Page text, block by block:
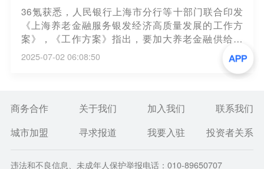
36氪获悉，人民银行上海市分行等十部门联合印发
《上海养老金融服务银发经济高质量发展的工作方
案》，《工作方案》指出，要加大养老金融供给力
度，拓宽银发经济融资渠道，扩大银发经济经营主体
和产业集群发展的信贷投放，加大银发经济直接融资
支持力度，拓展多元化资金来源渠道；要健全金融保
老保险“三支柱”体系。
2025-07-02 06:08:50
商务合作 关于我们 加入我们
联系我们
城市加盟
寻求报道 我要入驻 投资者关系
违法和不良信息、未成年人保护举报电话：010-89650707